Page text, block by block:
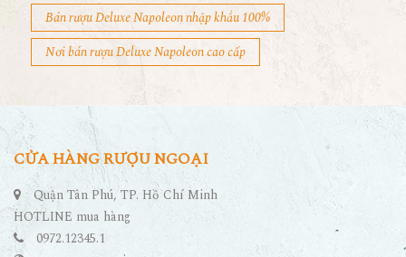
Bán rượu Deluxe Napoleon nhập khẩu 100%
Nơi bán rượu Deluxe Napoleon cao cấp
CỬA HÀNG RƯỢU NGOẠI
Quận Tân Phú, TP. Hồ Chí Minh
HOTLINE mua hàng
0972.12345.1